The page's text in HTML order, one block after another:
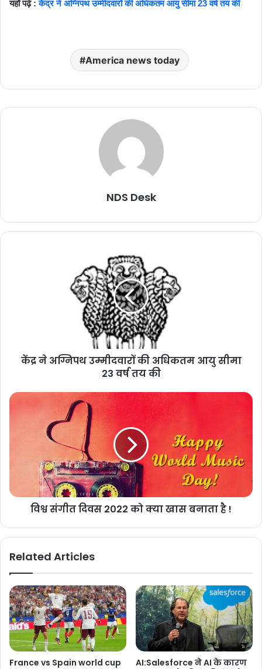
यहाँ पढ़े :केंद्र ने अग्निपथ उम्मीदवारों की अधिकतम आयु सीमा 23 वर्ष तय की
America news today
NDS Desk
केंद्र ने अग्निपथ उम्मीदवारों की अधिकतम आयु सीमा
23 वर्ष तय की
विश्व संगीत दिवस 2022 को क्या खास बनाता है !
Related Articles
France vs Spain world cup
AI:Salesforce ने AI के कारण